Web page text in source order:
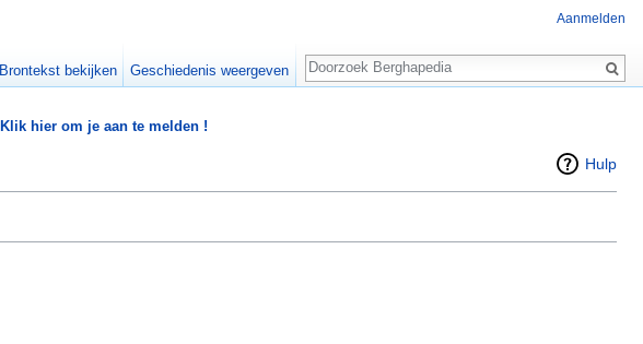
Klik hier om je aan te melden !
Hulp
Aanmelden
Brontekst bekijken Geschiedenis weergeven
Zoeken